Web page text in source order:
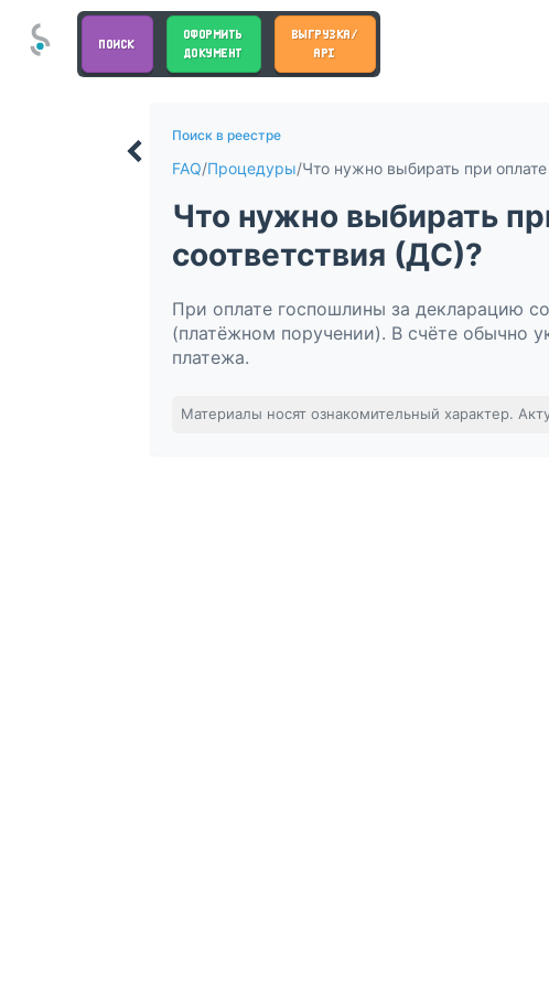
ПОИСК
ОФОРМИТЬ
ДОКУМЕНТ
ВЫГРУЗКА/
API
Поиск в реестре
FAQ/Процедуры/
Что нужно выбирать
соответствия (ДС)?
При оплате госпошлины за декларацию
(платёжном поручении). В счёте обычно
платежа.
Материалы носят ознакомительный характер.